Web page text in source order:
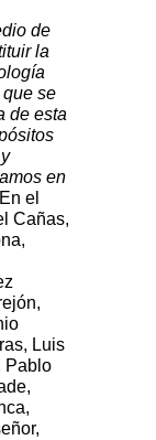
de
la
se
de esta
en
En el
Cañas,
Luis
Pablo